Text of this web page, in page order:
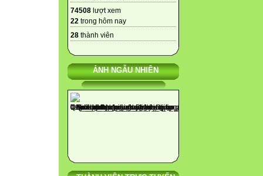
74508 lượt xem
22 trong hôm nay
28 thành viên
ẢNH NGẪU NHIÊN